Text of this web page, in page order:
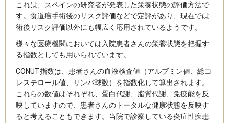
これは、スペインの研究者が発表した栄養状態の評価方法で
す。食道癌手術後のリスク評価などで定評があり、現在では
術後リスク評価以外にも幅広く応用されているようです。
様々な医療機関においては入院患者さんの栄養状態を把握す
る指数としても用いられています。
CONUT指数は、患者さんの血液検査値（アルブミン値、総コ
レステロール値、リンパ球数）を指数化して算出されます。
これらの数値はそれぞれ、蛋白代謝、脂質代謝、免疫能を反
映していますので、患者さんのトータルな健康状態を反映す
ると考えることもできます。当院で診察している炎症性疾患